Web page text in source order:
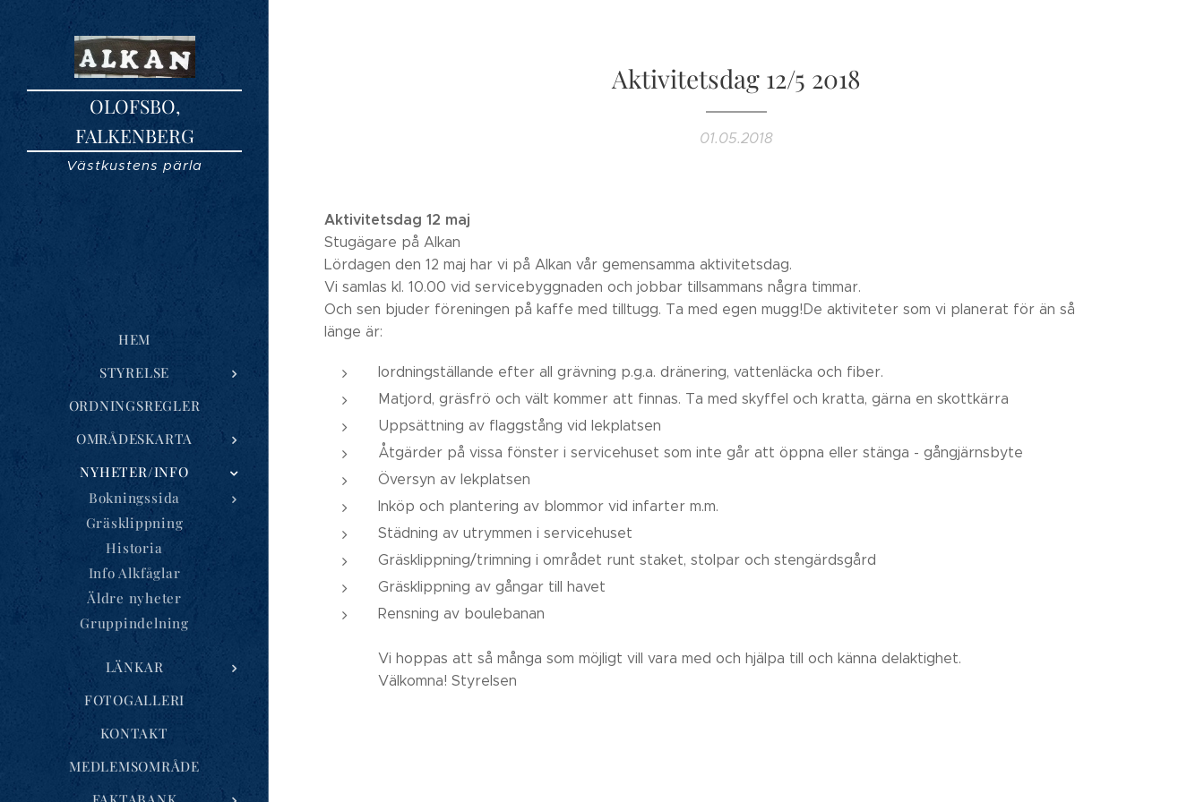
OLOFSBO,
FALKENBERG
Västkustens pärla
HEM
STYRELSE
ORDNINGSREGLER
OMRÅDESKARTA
NYHETER/INFO
Bokningssida
Gräsklippning
Historia
Info Alkfåglar
Äldre nyheter
Gruppindelning
LÄNKAR
FOTOGALLERI
KONTAKT
MEDLEMSOMRÅDE
Aktivitetsdag 12/5 2018
01.05.2018
Aktivitetsdag 12 maj
Stugägare på Alkan
Lördagen den 12 maj har vi på Alkan vår gemensamma aktivitetsdag.
Vi samlas kl. 10.00 vid servicebyggnaden och jobbar tillsammans några timmar.
Och sen bjuder föreningen på kaffe med tilltugg. Ta med egen mugg!De aktiviteter som vi planerat för än så
länge är:
Iordningställande efter all grävning p.g.a. dränering, vattenläcka och fiber.
Matjord, gräsfrö och vält kommer att finnas. Ta med skyffel och kratta, gärna en skottkärra
Uppsättning av flaggstång vid lekplatsen
Åtgärder på vissa fönster i servicehuset som inte går att öppna eller stänga - gångjärnsbyte
Översyn av lekplatsen
Inköp och plantering av blommor vid infarter m.m.
Städning av utrymmen i servicehuset
Gräsklippning/trimning i området runt staket, stolpar och stengärdsgård
Gräsklippning av gångar till havet
Rensning av boulebanan
Vi hoppas att så många som möjligt vill vara med och hjälpa till och känna delaktighet.
Välkomna! Styrelsen